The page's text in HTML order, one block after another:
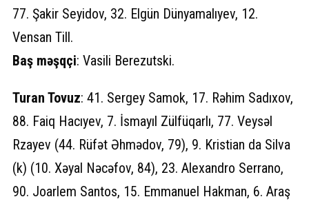
77. Şakir Seyidov, 32. Elgün Dünyamalıyev, 12.
Vensan Till.
Baş məşqçi: Vasili Berezutski.
Turan Tovuz: 41. Sergey Samok, 17. Rəhim Sadıxov,
88. Faiq Hacıyev, 7. İsmayıl Zülfüqarlı, 77. Veysəl
Rzayev (44. Rüfət Əhmədov, 79), 9. Kristian da Silva
(k) (10. Xəyal Nəcəfov, 84), 23. Alexandro Serrano,
90. Joarlem Santos, 15. Emmanuel Hakman, 6. Araş